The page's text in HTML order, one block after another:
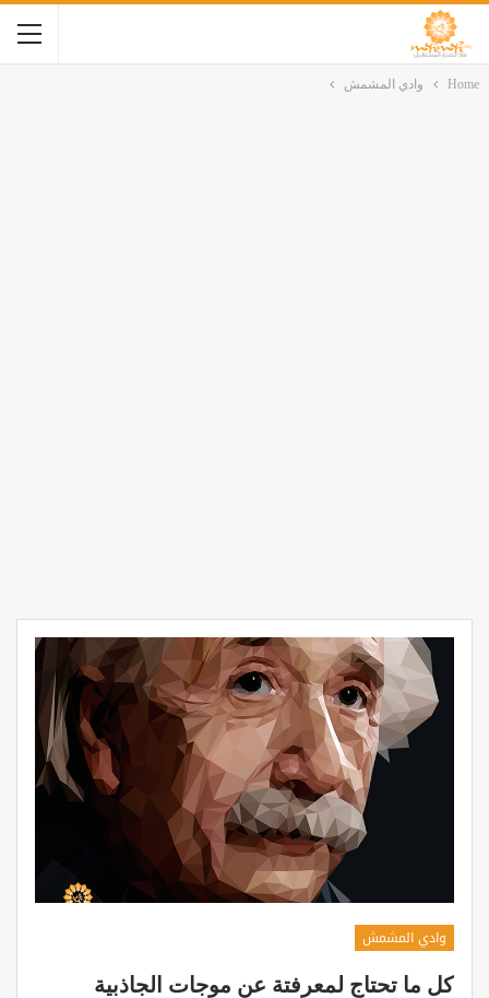
Home وادي المشمش
وادي المشمش
كل ما تحتاج لمعرفتة عن موجات الجاذبية